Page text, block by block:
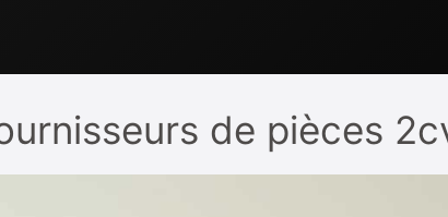
de pièces